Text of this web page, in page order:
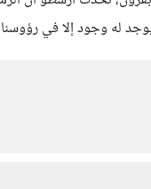
يوجد له وجود إلا في